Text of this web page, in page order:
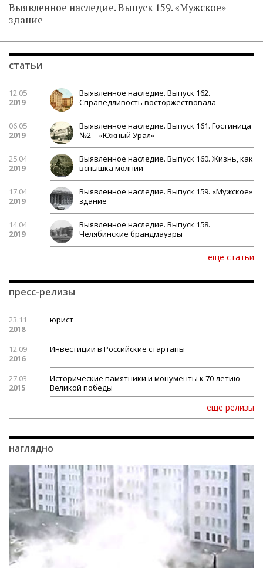
Выявленное наследие. Выпуск 159. «Мужское»
здание
статьи
12.05
2019
Выявленное наследие. Выпуск 162.
Справедливость восторжествовала
06.05
2019
Выявленное наследие. Выпуск 161. Гостиница
№2 – «Южный Урал»
25.04
2019
Выявленное наследие. Выпуск 160. Жизнь, как
вспышка молнии
17.04
2019
Выявленное наследие. Выпуск 159. «Мужское»
здание
14.04
2019
Выявленное наследие. Выпуск 158.
Челябинские брандмауэры
еще статьи
пресс-релизы
23.11
2018
юрист
12.09
2016
Инвестиции в Российские стартапы
27.03
2015
Исторические памятники и монументы к 70-летию
Великой победы
еще релизы
наглядно